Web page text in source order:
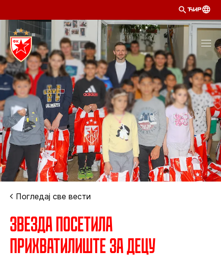
ЋИР
Погледај све вести
Звезда посетила
Прихватилиште за децу